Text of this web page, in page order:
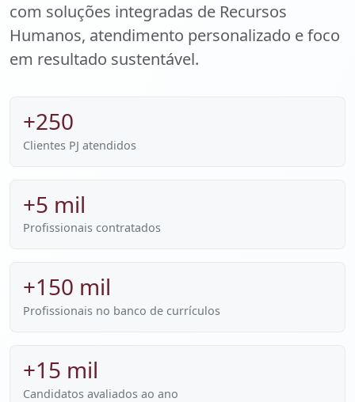
com soluções integradas de Recursos
Humanos, atendimento personalizado e foco
em resultado sustentável.
+250
Clientes PJ atendidos
+5 mil
Profissionais contratados
+150 mil
Profissionais no banco de currículos
+15 mil
Candidatos avaliados ao ano